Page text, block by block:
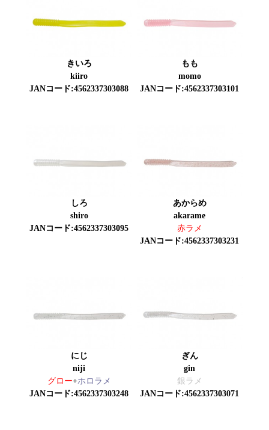
きいろ
kiiro
JANコード:4562337303088
もも
momo
JANコード:4562337303101
しろ
shiro
JANコード:4562337303095
あからめ
akarame
赤ラメ
JANコード:4562337303231
にじ
niji
グロー+ホロラメ
JANコード:4562337303248
ぎん
gin
銀ラメ
JANコード:4562337303071